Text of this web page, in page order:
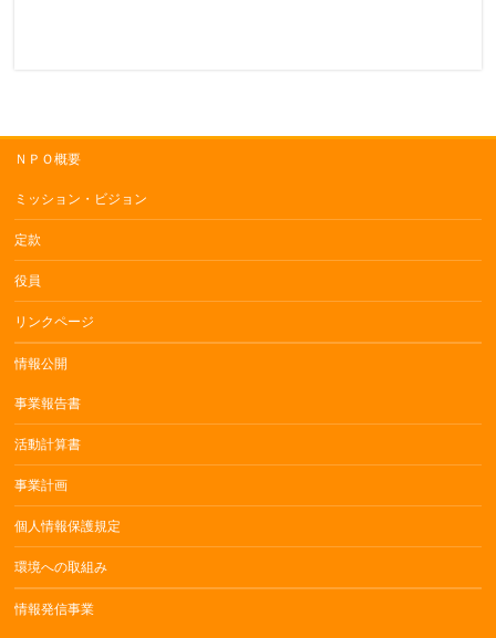
ＮＰＯ概要
ミッション・ビジョン
定款
役員
リンクページ
情報公開
事業報告書
活動計算書
事業計画
個人情報保護規定
環境への取組み
情報発信事業